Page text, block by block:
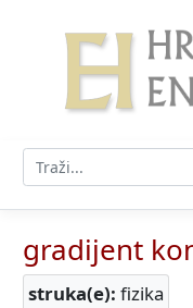
gradijent
struka(e): fizika